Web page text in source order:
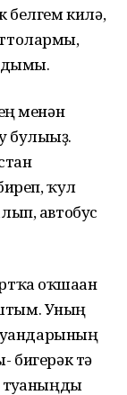
белгем килә,
менән
булығыҙ.
ҡул
автобус
оҡшаған
Уның
бигерәк тә